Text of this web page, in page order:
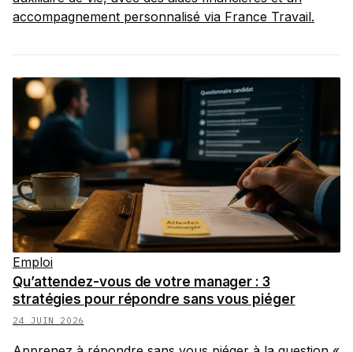
accompagnement personnalisé via France Travail.
Emploi
Qu’attendez-vous de votre manager : 3
stratégies pour répondre sans vous piéger
24 JUIN 2026